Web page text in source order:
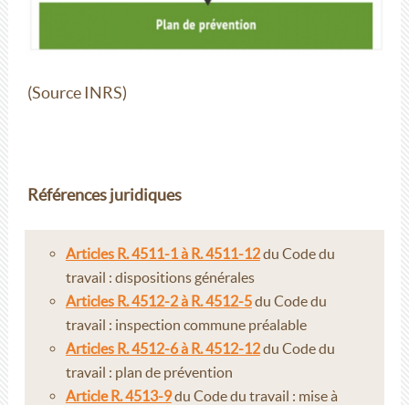
(Source INRS)
Références juridiques
Articles R. 4511-1 à R. 4511-12du Code du
travail : dispositions générales
Articles R. 4512-2 à R. 4512-5du Code du
travail : inspection commune préalable
Articles R. 4512-6 à R. 4512-12du Code du
travail : plan de prévention
Article R. 4513-9du Code du travail : mise à